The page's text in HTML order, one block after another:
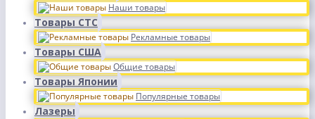
Наши товары
Товары СТС
Рекламные товары
Товары США
Общие товары
Товары Японии
Популярные товары
Лазеры